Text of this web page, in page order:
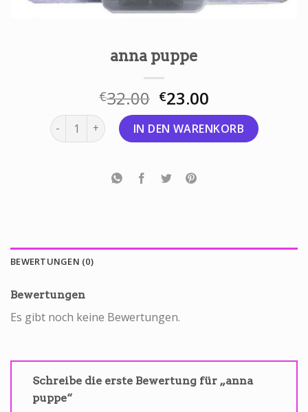
anna puppe
€32.00 €23.00
anna puppe MengeIN DEN WARENKORB
BEWERTUNGEN (0)
Bewertungen
Es gibt noch keine Bewertungen.
Schreibe die erste Bewertung für „anna
puppe“